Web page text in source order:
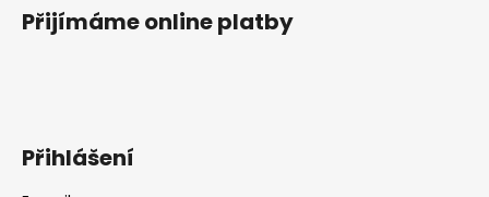
Přijímáme online platby
Přihlášení